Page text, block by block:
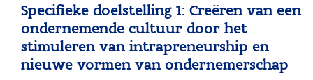
Specifieke doelstelling 1: Creëren van een
ondernemende cultuur door het
stimuleren van intrapreneurship en
nieuwe vormen van ondernemerschap